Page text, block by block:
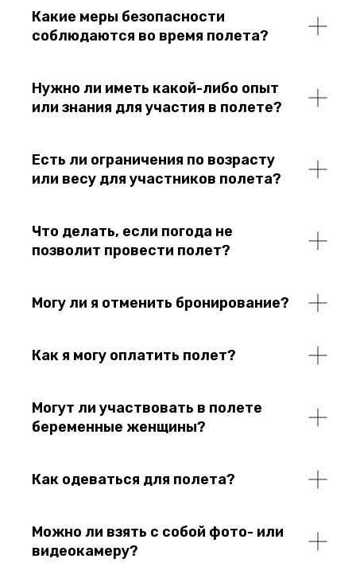
Какие меры безопасности
соблюдаются во время полета?
Нужно ли иметь какой-либо опыт
или знания для участия в полете?
Есть ли ограничения по возрасту
или весу для участников полета?
Что делать, если погода не
позволит провести полет?
Могу ли я отменить бронирование?
Как я могу оплатить полет?
Могут ли участвовать в полете
беременные женщины?
Как одеваться для полета?
Можно ли взять с собой фото- или
видеокамеру?